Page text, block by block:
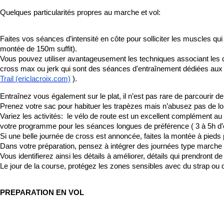
Quelques particularités propres au marche et vol:
Faites vos séances d’intensité en côte pour solliciter les muscles
montée de 150m suffit).
Vous pouvez utiliser avantageusement les techniques associant
cross max ou jerk qui sont des séances d'entraînement dédiées
Trail (ericlacroix.com) ).
Entraînez vous également sur le plat, il n’est pas rare de parcourir
Prenez votre sac pour habituer les trapèzes mais n’abusez pas de
Variez les activités: le vélo de route est un excellent complément
votre programme pour les séances longues de préférence ( 3 à 5h
Si une belle journée de cross est annoncée, faites la montée à
Dans votre préparation, pensez à intégrer des journées type
Vous identifierez ainsi les détails à améliorer, détails qui prendront
Le jour de la course, protégez les zones sensibles avec du strap
PREPARATION EN VOL